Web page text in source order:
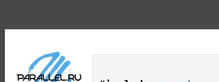
Информационно-
аналитический
центр по